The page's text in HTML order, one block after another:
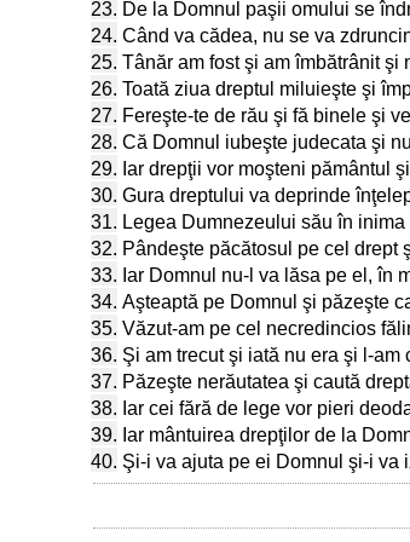
23. De la Domnul paşii omului se
24. Când va cădea, nu se va
25. Tânăr am fost şi am îmbătrânit şi
26. Toată ziua dreptul miluieşte şi
27. Fereşte-te de rău şi fă binele şi
28. Că Domnul iubeşte judecata şi
29. Iar drepţii vor moşteni pământul
30. Gura dreptului va deprinde
31. Legea Dumnezeului său în
32. Pândeşte păcătosul pe cel drept
33. Iar Domnul nu-l va lăsa pe el, în
34. Aşteaptă pe Domnul şi păzeşte
35. Văzut-am pe cel necredincios
36. Şi am trecut şi iată nu era şi l-
37. Păzeşte nerăutatea şi caută
38. Iar cei fără de lege vor pieri
39. Iar mântuirea drepţilor de la
40. Şi-i va ajuta pe ei Domnul şi-i va